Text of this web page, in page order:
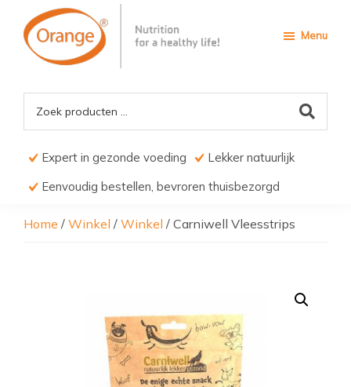
naar
naar
voettekst
for
Healthy
life Expert in gezonde voeding
Lekker natuurlijk
Eenvoudig bestellen, bevroren thuisbezorgd
Menu
Home / Winkel / Winkel / Carniwell Vleesstrips